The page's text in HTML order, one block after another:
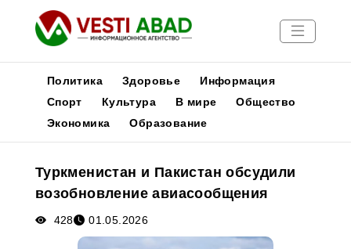
Новости
Медиа
Афиша
Политика Здоровье
Информация
Спорт
Культура В мире
Общество
Экономика
Образование
Туркменистан и Пакистан обсудили
возобновление авиасообщения
428 01.05.2026